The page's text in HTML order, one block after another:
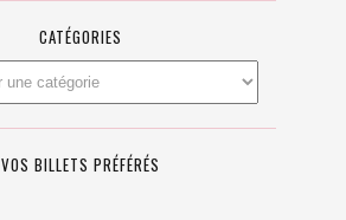
CATÉGORIES
VOS BILLETS PRÉFÉRÉS